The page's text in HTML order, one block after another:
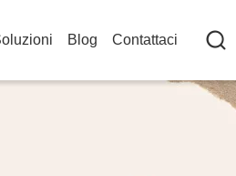
Blog Contattaci